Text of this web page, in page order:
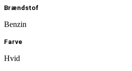
Brændstof
Benzin
Farve
Hvid